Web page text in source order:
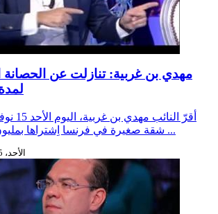
مهدي بن غربية: تنازلت عن الحصانة
لمدة 6 ساعات
شقة صغيرة في فرنسا اِشتراها بمليون أورو في إطار الق ...
الأحد، 15 نوفمبر، 2020 - 23:12